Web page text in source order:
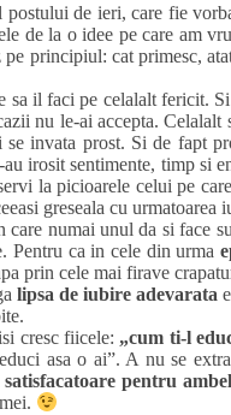
postului de ieri, care fie
de la o idee pe care am
principiul: cat primesc,
sa il faci pe celalalt fericit.
nu le-ai accepta.
invata prost. Si de fapt
irosit sentimente, timp si
la picioarele celui pe
greseala cu
care numai unul da si face
Pentru ca in cele din urma
prin cele mai firave
lipsa de iubire adevarata
cresc fiicele: „cum ti-l
asa o ai”. A nu se
pentru